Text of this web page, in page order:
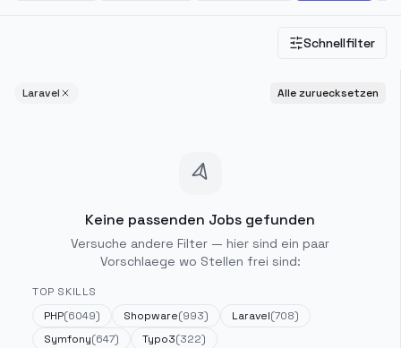
Schnellfilter
Laravel Alle zuruecksetzen
Keine passenden Jobs gefunden
Versuche andere Filter — hier sind ein paar
Vorschlaege wo Stellen frei sind:
TOP SKILLS
PHP(6049) Shopware(993) Laravel(708)
Symfony(647) Typo3(322)